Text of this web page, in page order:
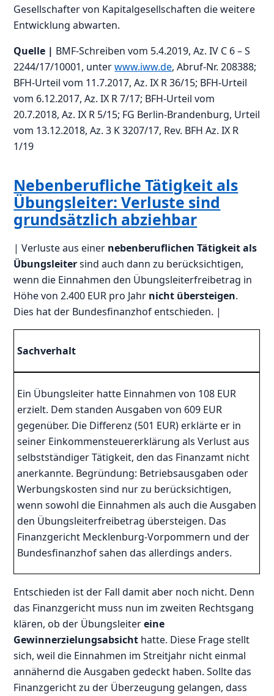
Gesellschafter von Kapitalgesellschaften die weitere
Entwicklung abwarten.
Quelle | BMF-Schreiben vom 5.4.2019, Az. IV C 6 – S
2244/17/10001, unterwww.iww.de, Abruf-Nr. 208388;
BFH-Urteil vom 11.7.2017, Az. IX R 36/15; BFH-Urteil
vom 6.12.2017, Az. IX R 7/17; BFH-Urteil vom
20.7.2018, Az. IX R 5/15; FG Berlin-Brandenburg, Urteil
vom 13.12.2018, Az. 3 K 3207/17, Rev. BFH Az. IX R
1/19
Nebenberufliche Tätigkeit als
Übungsleiter: Verluste sind
grundsätzlich abziehbar
| Verluste aus einer nebenberuflichen Tätigkeit als
Übungsleitersind auch dann zu berücksichtigen,
wenn die Einnahmen den Übungsleiterfreibetrag in
Höhe von 2.400 EUR pro Jahr nicht übersteigen.
Dies hat der Bundesfinanzhof entschieden. |
Sachverhalt
Ein Übungsleiter hatte Einnahmen von 108 EUR
erzielt. Dem standen Ausgaben von 609 EUR
gegenüber. Die Differenz (501 EUR) erklärte er in
seiner Einkommensteuererklärung als Verlust aus
selbstständiger Tätigkeit, den das Finanzamt nicht
anerkannte. Begründung: Betriebsausgaben oder
Werbungskosten sind nur zu berücksichtigen,
wenn sowohl die Einnahmen als auch die Ausgaben
den Übungsleiterfreibetrag übersteigen. Das
Finanzgericht Mecklenburg-Vorpommern und der
Bundesfinanzhof sahen das allerdings anders.
Entschieden ist der Fall damit aber noch nicht. Denn
das Finanzgericht muss nun im zweiten Rechtsgang
klären, ob der Übungsleitereine
Gewinnerzielungsabsicht hatte. Diese Frage stellt
sich, weil die Einnahmen im Streitjahr nicht einmal
annähernd die Ausgaben gedeckt haben. Sollte das
Finanzgericht zu der Überzeugung gelangen, dass